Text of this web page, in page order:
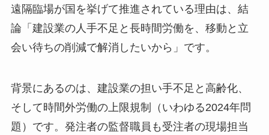
遠隔臨場が国を挙げて推進されている理由は、結
論「建設業の人手不足と長時間労働を、移動と立
会い待ちの削減で解消したいから」です。
背景にあるのは、建設業の担い手不足と高齢化、
そして時間外労働の上限規制（いわゆる2024年問
題）です。発注者の監督職員も受注者の現場担当